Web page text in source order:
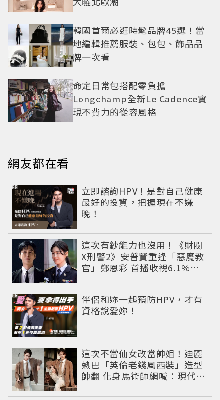
韓國首爾必逛時髦品牌45選！當
地編輯推薦服裝、包包、飾品品
牌一次看
命定日常包搭配零負擔
Longchamp全新Le Cadence實
現不費力的從容風格
網友都在看
立即諮詢HPV！是對自己健康
最好的投資，把握現在不嫌
晚！
PR
這次有鈔能力也沒用！《財閥
X刑警2》安普賢重逢「惡魔教
官」鄭恩彩 首播收視6.1%超
伴侶和妳一起預防HPV，才有
資格說愛妳！
PR
這次不當仙女改當帥姐！迪麗
熱巴「英倫老錢風西裝」造型
帥翻 化身馬術師網喊：現代版